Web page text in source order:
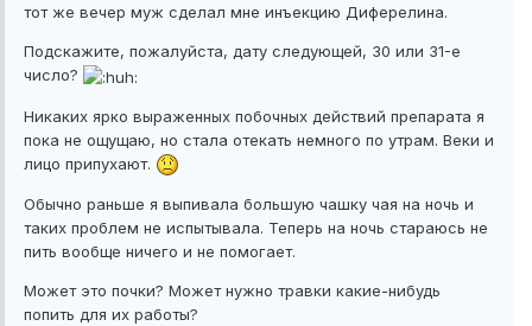
тот же вечер муж сделал мне инъекцию Диферелина.
Подскажите, пожалуйста, дату следующей, 30 или 31-е
число?
Никаких ярко выраженных побочных действий препарата я
пока не ощущаю, но стала отекать немного по утрам. Веки и
лицо припухают.
Обычно раньше я выпивала большую чашку чая на ночь и
таких проблем не испытывала. Теперь на ночь стараюсь не
пить вообще ничего и не помогает.
Может это почки? Может нужно травки какие-нибудь
попить для их работы?